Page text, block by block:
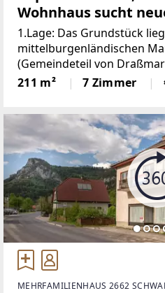
Wohnhaus sucht
1.Lage: Das Grundstück
mittelburgenländischen
(Gemeindeteil von
an den Ausläufern des
von Wiesen- und
211 m² 7 Zimmer
MEHRFAMILIENHAUS 2662